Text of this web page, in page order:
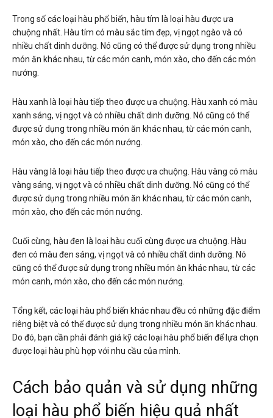
Trong số các loại hàu phổ biến, hàu tím là loại hàu được ưa
chuộng nhất. Hàu tím có màu sắc tím đẹp, vị ngọt ngào và có
nhiều chất dinh dưỡng. Nó cũng có thể được sử dụng trong nhiều
món ăn khác nhau, từ các món canh, món xào, cho đến các món
nướng.
Hàu xanh là loại hàu tiếp theo được ưa chuộng. Hàu xanh có màu
xanh sáng, vị ngọt và có nhiều chất dinh dưỡng. Nó cũng có thể
được sử dụng trong nhiều món ăn khác nhau, từ các món canh,
món xào, cho đến các món nướng.
Hàu vàng là loại hàu tiếp theo được ưa chuộng. Hàu vàng có màu
vàng sáng, vị ngọt và có nhiều chất dinh dưỡng. Nó cũng có thể
được sử dụng trong nhiều món ăn khác nhau, từ các món canh,
món xào, cho đến các món nướng.
Cuối cùng, hàu đen là loại hàu cuối cùng được ưa chuộng. Hàu
đen có màu đen sáng, vị ngọt và có nhiều chất dinh dưỡng. Nó
cũng có thể được sử dụng trong nhiều món ăn khác nhau, từ các
món canh, món xào, cho đến các món nướng.
Tổng kết, các loại hàu phổ biến khác nhau đều có những đặc điểm
riêng biệt và có thể được sử dụng trong nhiều món ăn khác nhau.
Do đó, bạn cần phải đánh giá kỹ các loại hàu phổ biến để lựa chọn
được loại hàu phù hợp với nhu cầu của mình.
Cách bảo quản và sử dụng những
loại hàu phổ biến hiệu quả nhất